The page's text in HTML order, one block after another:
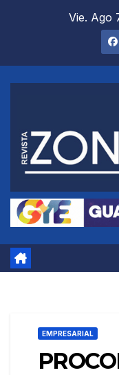
Vie. Ago
EMPRESARIAL